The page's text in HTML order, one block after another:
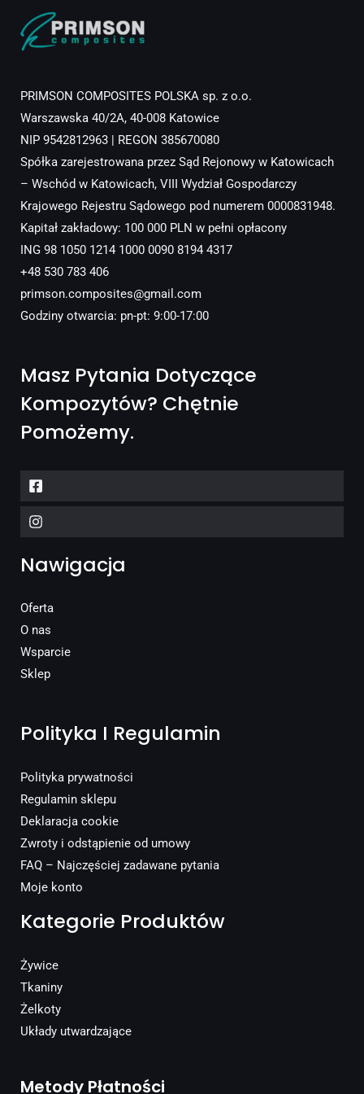
PRIMSON COMPOSITES POLSKA sp. z o.o.
Warszawska 40/2A, 40-008 Katowice
NIP 9542812963 | REGON 385670080
Spółka zarejestrowana przez Sąd Rejonowy w Katowicach
– Wschód w Katowicach, VIII Wydział Gospodarczy
Krajowego Rejestru Sądowego pod numerem 0000831948.
Kapitał zakładowy: 100 000 PLN w pełni opłacony
ING 98 1050 1214 1000 0090 8194 4317
+48 530 783 406
primson.composites@gmail.com
Godziny otwarcia: pn-pt: 9:00-17:00
Masz Pytania Dotyczące
Kompozytów? Chętnie
Pomożemy.
Nawigacja
Oferta
O nas
Wsparcie
Sklep
Polityka I Regulamin
Polityka prywatności
Regulamin sklepu
Deklaracja cookie
Zwroty i odstąpienie od umowy
FAQ – Najczęściej zadawane pytania
Moje konto
Kategorie Produktów
Żywice
Tkaniny
Żelkoty
Układy utwardzające
Metody Płatności